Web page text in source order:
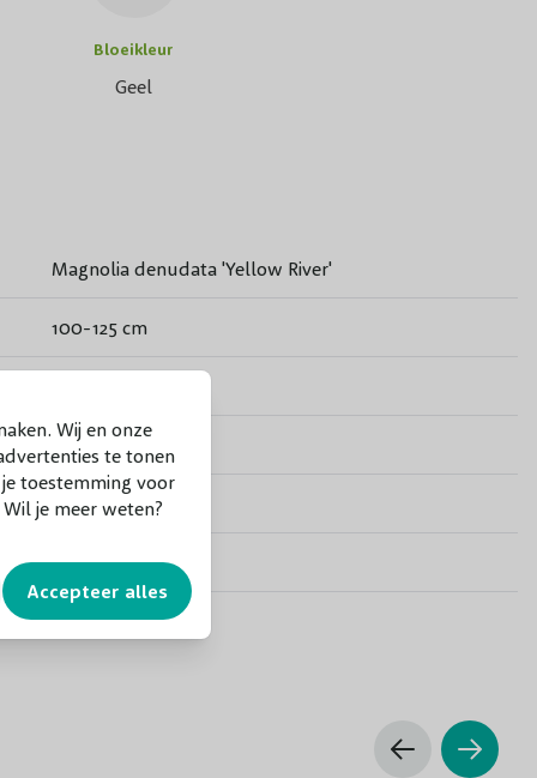
Wij en onze
te tonen
toestemming voor
je meer weten?
Accepteer alles
Bloeikleur
Geel
Magnolia denudata 'Yellow River'
100-125 cm
Geel
Nee
Nee
Ja